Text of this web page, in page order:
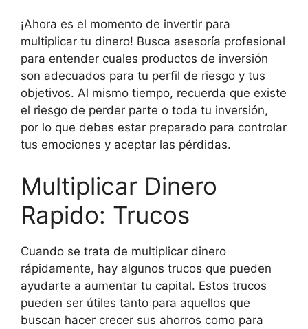
¡Ahora es el momento de invertir para
multiplicar tu dinero! Busca asesoría profesional
para entender cuales productos de inversión
son adecuados para tu perfil de riesgo y tus
objetivos. Al mismo tiempo, recuerda que existe
el riesgo de perder parte o toda tu inversión,
por lo que debes estar preparado para controlar
tus emociones y aceptar las pérdidas.
Multiplicar Dinero
Rapido: Trucos
Cuando se trata de multiplicar dinero
rápidamente, hay algunos trucos que pueden
ayudarte a aumentar tu capital. Estos trucos
pueden ser útiles tanto para aquellos que
buscan hacer crecer sus ahorros como para